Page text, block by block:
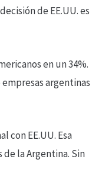
de EE.UU. es
en un 34%.
argentinas
con EE.UU. Esa
la Argentina. Sin